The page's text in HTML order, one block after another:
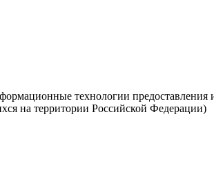
технологии предоставления
на территории Российской Федерации)